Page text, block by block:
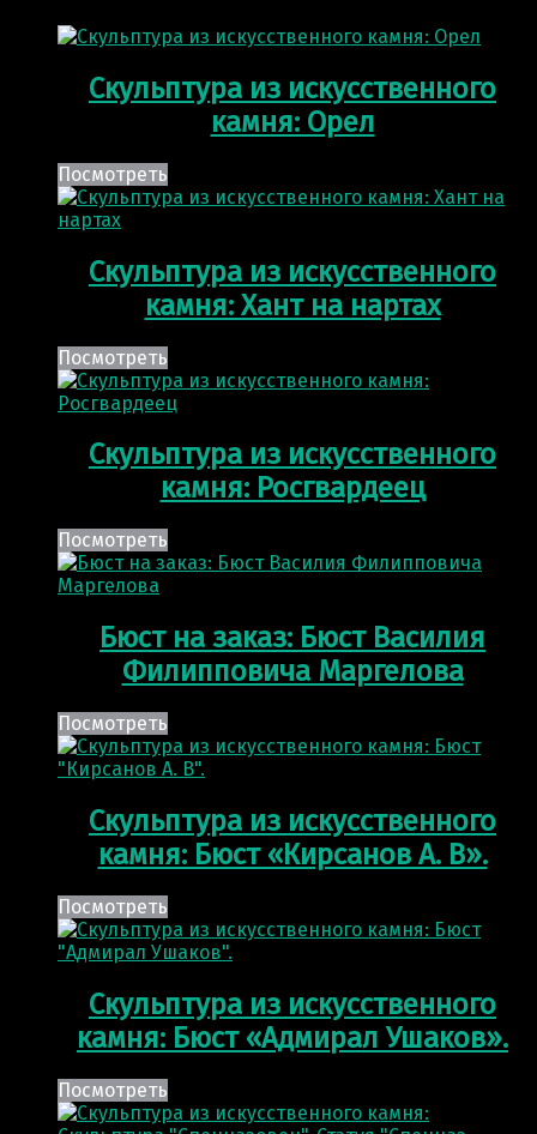
Скульптура из искусственного
камня: Орел
Посмотреть
Скульптура из искусственного
камня: Хант на нартах
Посмотреть
Скульптура из искусственного
камня: Росгвардеец
Посмотреть
Бюст на заказ: Бюст Василия
Филипповича Маргелова
Посмотреть
Скульптура из искусственного
камня: Бюст «Кирсанов А. В».
Посмотреть
Скульптура из искусственного
камня: Бюст «Адмирал Ушаков».
Посмотреть